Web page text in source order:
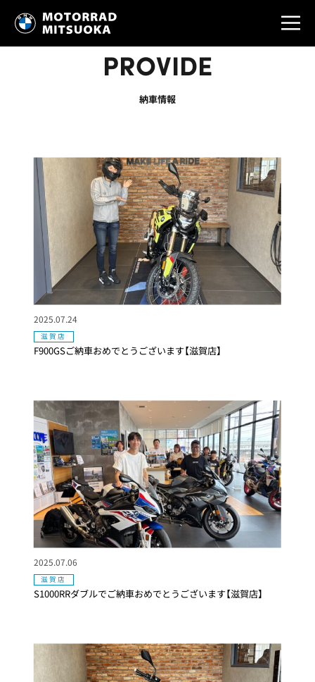
PROVIDE
納車情報
F900GSご納車おめでとうございます【滋賀店】
2025.07.24
滋賀店
S1000RRダブルでご納車おめでとうございます【滋賀店】
2025.07.06
滋賀店